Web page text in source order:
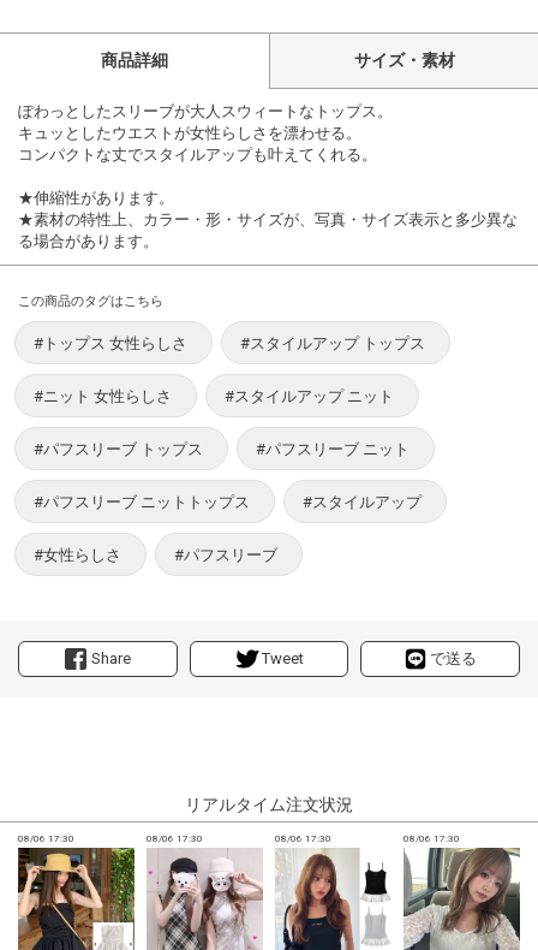
Share Tweet で送る
商品詳細 サイズ・素材
ぽわっとしたスリーブが大人スウィートなトップス。
キュッとしたウエストが女性らしさを漂わせる。
コンパクトな丈でスタイルアップも叶えてくれる。
★伸縮性があります。
★素材の特性上、カラー・形・サイズが、写真・サイズ表示と多少異な
る場合があります。
この商品のタグはこちら
#トップス 女性らしさ #スタイルアップ トップス
#ニット 女性らしさ #スタイルアップ ニット
#パフスリーブ トップス #パフスリーブ ニット
#パフスリーブ ニットトップス #スタイルアップ
#女性らしさ #パフスリーブ
リアルタイム注文状況
08/06 17:30 08/06 17:30 08/06 17:30 08/06 17:30